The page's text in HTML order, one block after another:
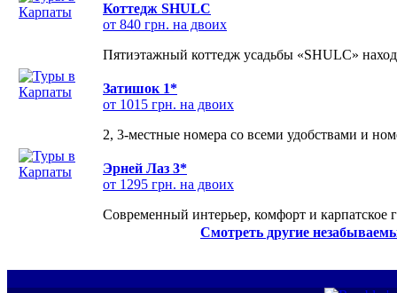
Коттедж SHULC
от 840 грн. на двоих
Пятиэтажный коттедж усадьбы «SHULC»
Затишок 1*
от 1015 грн. на двоих
2, 3-местные номера со всеми удобствами и
Эрней Лаз 3*
от 1295 грн. на двоих
Современный интерьер, комфорт и карпатское
Смотреть другие